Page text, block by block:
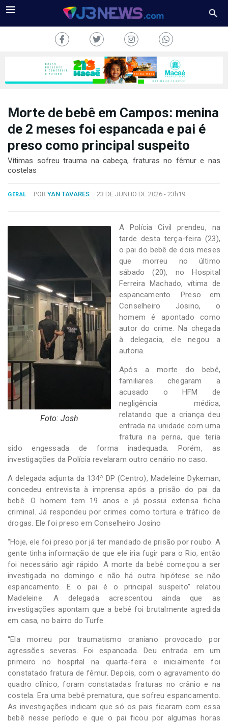
TV
COLUNAS
FALE
CONOSCO
Copyright
Tecnologia
Sistemas
Morte de bebê em Campos: menina
de 2 meses foi espancada e pai é
preso como principal suspeito
Vítimas sofreu trauma na cabeça, fraturas no fêmur e nas
costelas
GERAL POR YAN TAVARES 23 DE JUNHO DE 2026 - 23h19
Foto: Josh
A Polícia Civil prendeu, na
tarde desta terça-feira (23),
o pai do bebê de dois meses
que morreu no último
sábado (20), no Hospital
Ferreira Machado, vítima de
espancamento. Preso em
Conselheiro Josino, o
homem é apontado como
autor do crime. Na chegada
à delegacia, ele negou a
autoria.
Após a morte do bebê,
familiares chegaram a
acusado o HFM de
negligência médica,
relatando que a criança deu
entrada na unidade com uma
fratura na perna, que teria
sido engessada de forma inadequada. Porém, as
investigações da Polícia revelaram outro cenário no caso.
A delegada adjunta da 134ª DP (Centro), Madeleine Dykeman,
concedeu entrevista à imprensa após a prisão do pai da
bebê. O homem tem 19 anos e já possui extensa ficha
criminal. Já respondeu por crimes como tortura e tráfico de
drogas. Ele foi preso em Conselheiro Josino
“Hoje, ele foi preso por já ter mandado de prisão por roubo. A
gente tinha informação de que ele iria fugir para o Rio, então
foi necessário agir rápido. A morte da bebê começou a ser
investigada no domingo e não há outra hipótese se não
espancamento. E o pai é o principal suspeito” relatou
Madeleine. A delegada acrescentou ainda que as
investigações apontam que a bebê foi brutalmente agredida
em casa, no bairro do Turfe.
“Ela morreu por traumatismo craniano provocado por
agressões severas. Foi espancada. Deu entrada em um
primeiro no hospital na quarta-feira e inicialmente foi
constatado fratura de fêmur. Depois, com o agravamento do
quadro clínico, foram constatadas fraturas no crânio e na
costela. Era uma bebê prematura, que sofreu espancamento.
As investigações indicam que só os pais ficaram com essa
bebê nesse período e que o pai ficou por algumas horas